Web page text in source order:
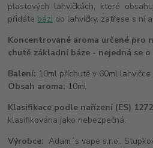
plastových lahvičkách, které
přidáte bázi do lahvičky, zatřese s ní
Koncentrované aroma určené
chutě základní báze - nejedná se
Balení: 10ml příchutě v 60ml lahvičce
Obsah aroma: 10ml
Klasifikace podle nařízení (ES)
klasifikována jako nebezpečná.
Výrobce: Adam´s vape s.r.o.,